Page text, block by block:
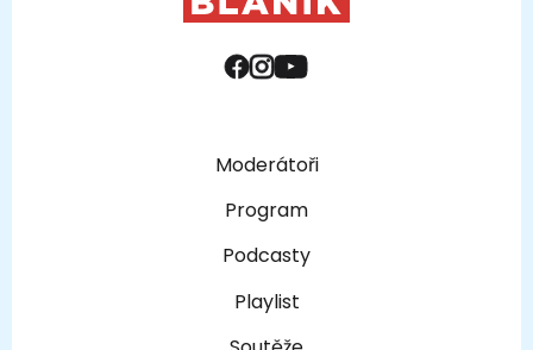
Moderátoři
Program
Podcasty
Playlist